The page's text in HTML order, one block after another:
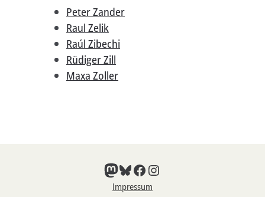
Peter Zander
Raul Zelik
Raúl Zibechi
Rüdiger Zill
Maxa Zoller
Mastodon
Bluesky
Facebook
Instagram
Impressum